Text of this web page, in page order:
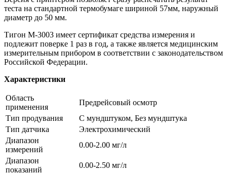
теста на стандартной термобумаге шириной 57мм, наружный
диаметр до 50 мм.
Тигон M-3003 имеет сертификат средства измерения и
подлежит поверке 1 раз в год, а также является медицинским
измерительным прибором в соответствии с законодательством
Российской Федерации.
Характеристики
Область
применения
Предрейсовый осмотр
Тип продувания
С мундштуком, Без мундштука
Тип датчика
Электрохимический
Диапазон
измерений
0.00-2.00 мг/л
Диапазон
показаний
0.00-2.50 мг/л